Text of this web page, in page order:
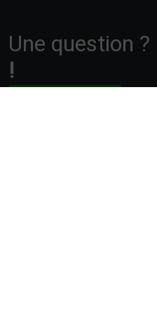
Une question ?
!